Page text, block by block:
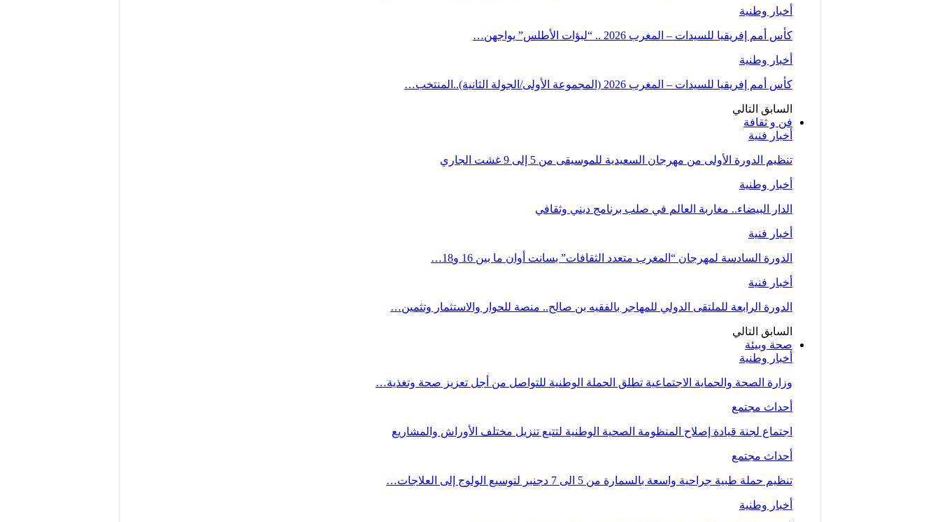
أخبار وطنية
كأس أمم إفريقيا للسيدات – المغرب 2026 .. “لبؤات الأطلس” يواجهن…
أخبار وطنية
كأس أمم إفريقيا للسيدات – المغرب 2026 (المجموعة الأولى/الجولة الثانية)..المنتخب…
السابق التالي
فن و ثقافة
أخبار فنية
تنظيم الدورة الأولى من مهرجان السعيدية للموسيقى من 5 إلى 9 غشت الجاري
أخبار وطنية
الدار البيضاء.. مغاربة العالم في صلب برنامج ديني وثقافي
أخبار فنية
الدورة السادسة لمهرجان “المغرب متعدد الثقافات” بسانت أوان ما بين 16 و18…
أخبار فنية
الدورة الرابعة للملتقى الدولي للمهاجر بالفقيه بن صالح.. منصة للحوار والاستثمار وتثمين…
السابق التالي
صحة وبيئة
أخبار وطنية
وزارة الصحة والحماية الاجتماعية تطلق الحملة الوطنية للتواصل من أجل تعزيز صحة وتغذية…
أحداث مجتمع
اجتماع لجنة قيادة إصلاح المنظومة الصحية الوطنية لتتبع تنزيل مختلف الأوراش والمشاريع
أحداث مجتمع
تنظيم حملة طبية جراحية واسعة بالسمارة من 5 الى 7 دجنبر لتوسيع الولوج إلى العلاجات…
أخبار وطنية